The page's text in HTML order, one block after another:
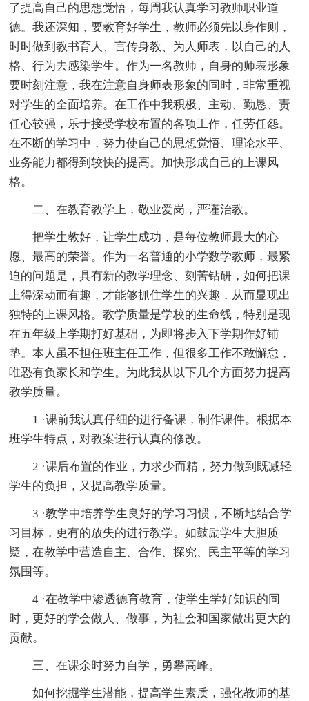
了提高自己的思想觉悟，每周我认真学习教师职业道
德。我还深知，要教育好学生，教师必须先以身作则，
时时做到教书育人、言传身教、为人师表，以自己的人
格、行为去感染学生。作为一名教师，自身的师表形象
要时刻注意，我在注意自身师表形象的同时，非常重视
对学生的全面培养。在工作中我积极、主动、勤恳、责
任心较强，乐于接受学校布置的各项工作，任劳任怨。
在不断的学习中，努力使自己的思想觉悟、理论水平、
业务能力都得到较快的提高。加快形成自己的上课风
格。
二、在教育教学上，敬业爱岗，严谨治教。
把学生教好，让学生成功，是每位教师最大的心
愿、最高的荣誉。作为一名普通的小学数学教师，最紧
迫的问题是，具有新的教学理念、刻苦钻研，如何把课
上得深动而有趣，才能够抓住学生的兴趣，从而显现出
独特的上课风格。教学质量是学校的生命线，特别是现
在五年级上学期打好基础，为即将步入下学期作好铺
垫。本人虽不担任班主任工作，但很多工作不敢懈怠，
唯恐有负家长和学生。为此我从以下几个方面努力提高
教学质量。
1 ·课前我认真仔细的进行备课，制作课件。根据本
班学生特点，对教案进行认真的修改。
2 ·课后布置的作业，力求少而精，努力做到既减轻
学生的负担，又提高教学质量。
3 ·教学中培养学生良好的学习习惯，不断地结合学
习目标，更有的放失的进行教学。如鼓励学生大胆质
疑，在教学中营造自主、合作、探究、民主平等的学习
氛围等。
4 ·在教学中渗透德育教育，使学生学好知识的同
时，更好的学会做人、做事，为社会和国家做出更大的
贡献。
三、在课余时努力自学，勇攀高峰。
如何挖掘学生潜能，提高学生素质，强化教师的基